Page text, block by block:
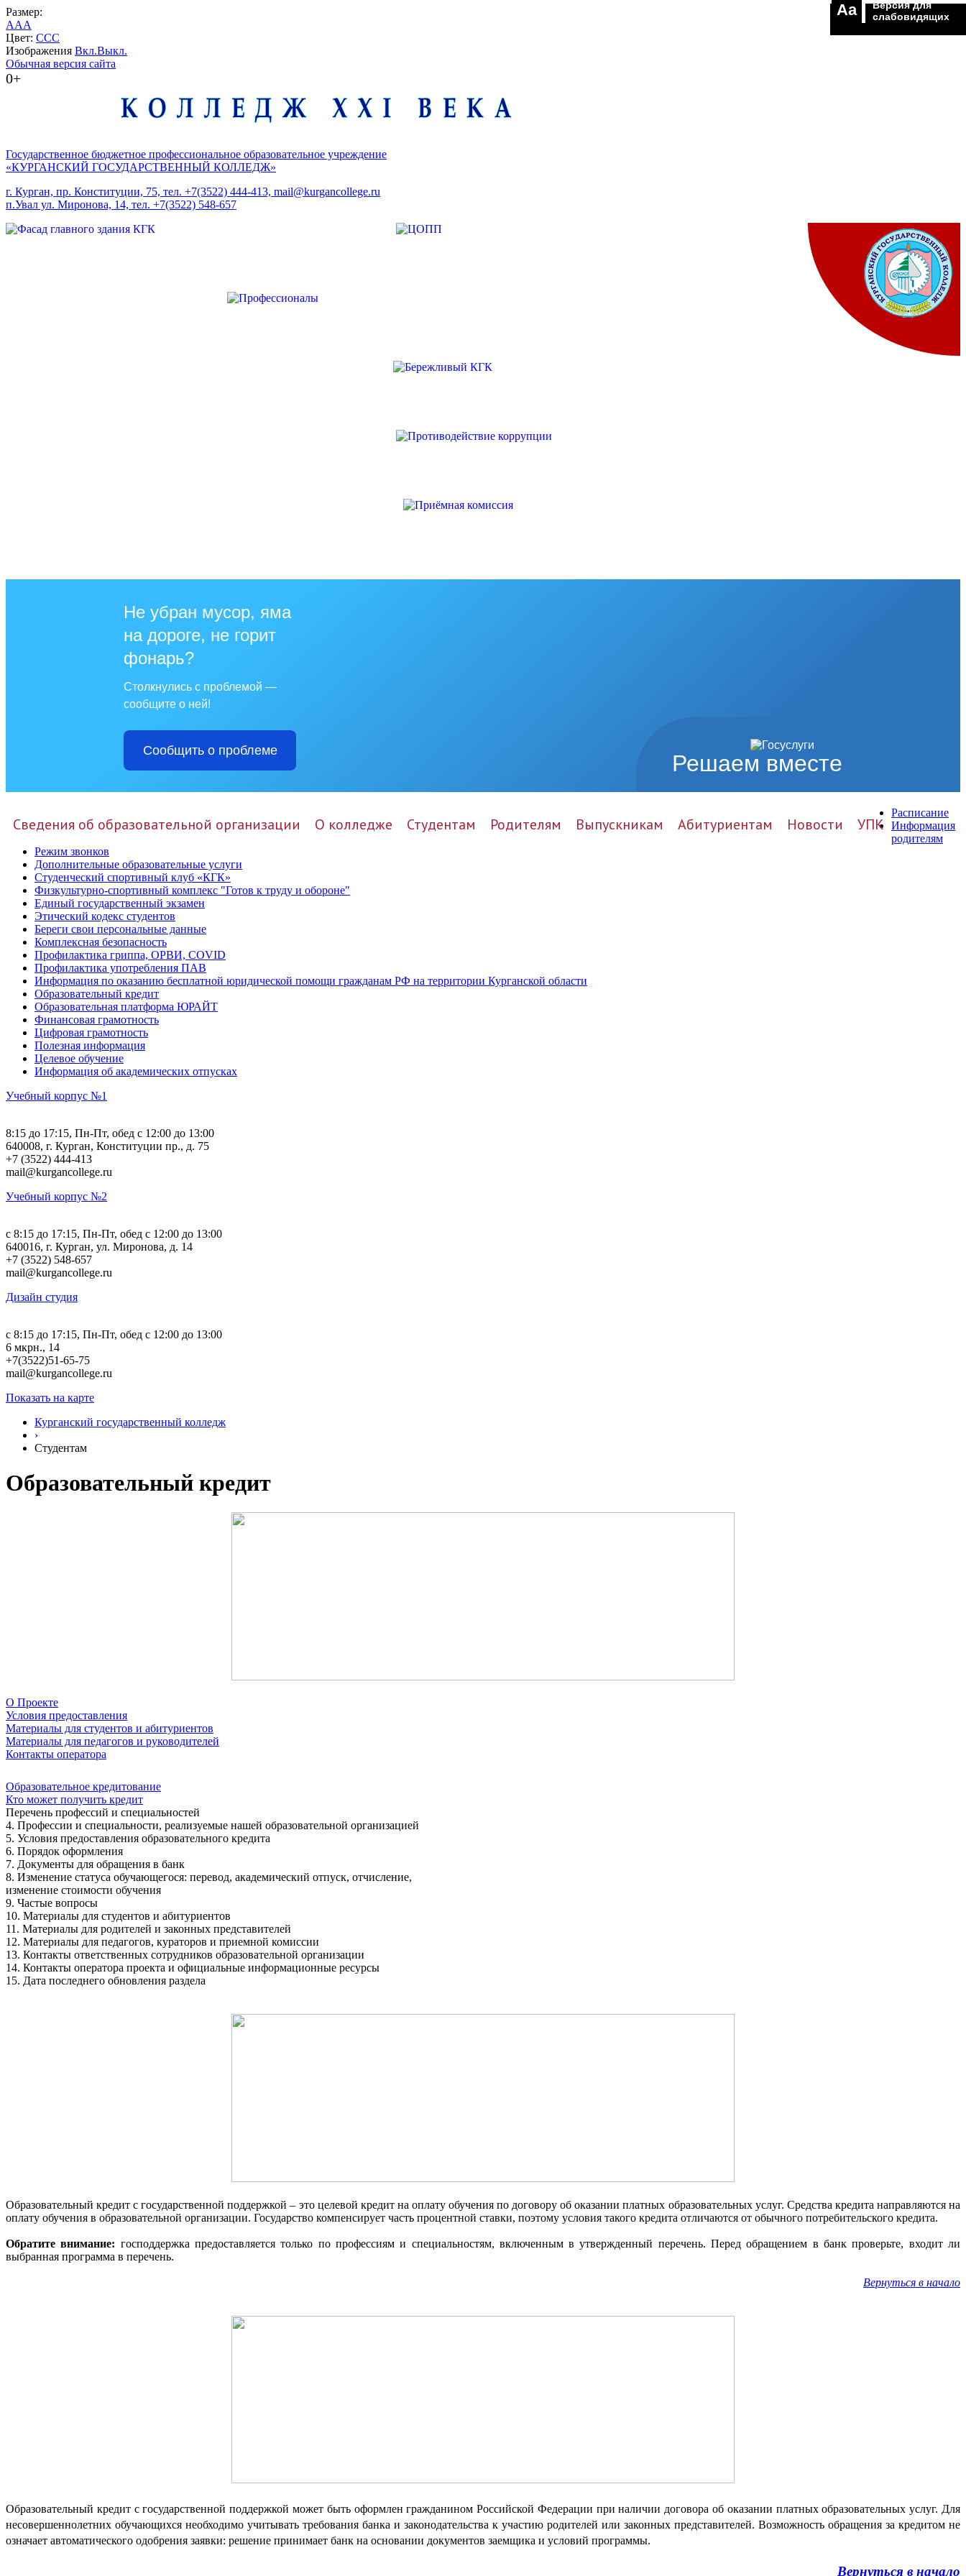
Размер:
AAA
Цвет: CCC
Изображения Вкл.Выкл.
Обычная версия сайта
0+
Aa
Версия для
слабовидящих
Государственное бюджетное профессиональное образовательное учреждение
«КУРГАНСКИЙ ГОСУДАРСТВЕННЫЙ КОЛЛЕДЖ»
г. Курган, пр. Конституции, 75, тел. +7(3522) 444-413, mail@kurgancollege.ru
п.Увал ул. Миронова, 14, тел. +7(3522) 548-657
Решаем вместе
Не убран мусор, яма
на дороге, не горит
фонарь?
Столкнулись с проблемой —
сообщите о ней!
Сообщить о проблеме
Сведения об образовательной организации О колледже Студентам Родителям Выпускникам Абитуриентам Новости УПК
Расписание
Информация
родителям
Режим звонков
Дополнительные образовательные услуги
Студенческий спортивный клуб «КГК»
Физкультурно-спортивный комплекс "Готов к труду и обороне"
Единый государственный экзамен
Этический кодекс студентов
Береги свои персональные данные
Комплексная безопасность
Профилактика гриппа, ОРВИ, COVID
Профилактика употребления ПАВ
Информация по оказанию бесплатной юридической помощи гражданам РФ на территории Курганской области
Образовательный кредит
Образовательная платформа ЮРАЙТ
Финансовая грамотность
Цифровая грамотность
Полезная информация
Целевое обучение
Информация об академических отпусках
Учебный корпус №1
8:15 до 17:15, Пн-Пт, обед с 12:00 до 13:00
640008, г. Курган, Конституции пр., д. 75
+7 (3522) 444-413
mail@kurgancollege.ru
Учебный корпус №2
c 8:15 до 17:15, Пн-Пт, обед с 12:00 до 13:00
640016, г. Курган, ул. Миронова, д. 14
+7 (3522) 548-657
mail@kurgancollege.ru
Дизайн студия
c 8:15 до 17:15, Пн-Пт, обед с 12:00 до 13:00
6 мкрн., 14
+7(3522)51-65-75
mail@kurgancollege.ru
Показать на карте
Курганский государственный колледж
›
Студентам
Образовательный кредит
О Проекте
Условия предоставления
Материалы для студентов и абитуриентов
Материалы для педагогов и руководителей
Контакты оператора
Образовательное кредитование
Кто может получить кредит
Перечень профессий и специальностей
4. Профессии и специальности, реализуемые нашей образовательной организацией
5. Условия предоставления образовательного кредита
6. Порядок оформления
7. Документы для обращения в банк
8. Изменение статуса обучающегося: перевод, академический отпуск, отчисление,
изменение стоимости обучения
9. Частые вопросы
10. Материалы для студентов и абитуриентов
11. Материалы для родителей и законных представителей
12. Материалы для педагогов, кураторов и приемной комиссии
13. Контакты ответственных сотрудников образовательной организации
14. Контакты оператора проекта и официальные информационные ресурсы
15. Дата последнего обновления раздела
Образовательный кредит с государственной поддержкой – это целевой кредит на оплату обучения по договору об оказании платных образовательных услуг. Средства кредита направляются на
оплату обучения в образовательной организации. Государство компенсирует часть процентной ставки, поэтому условия такого кредита отличаются от обычного потребительского кредита.
Обратите внимание: господдержка предоставляется только по профессиям и специальностям, включенным в утвержденный перечень. Перед обращением в банк проверьте, входит ли
выбранная программа в перечень.
Вернуться в начало
Образовательный кредит с государственной поддержкой может быть оформлен гражданином Российской Федерации при наличии договора об оказании платных образовательных услуг. Для
несовершеннолетних обучающихся необходимо учитывать требования банка и законодательства к участию родителей или законных представителей. Возможность обращения за кредитом не
означает автоматического одобрения заявки: решение принимает банк на основании документов заемщика и условий программы.
Вернуться в начало